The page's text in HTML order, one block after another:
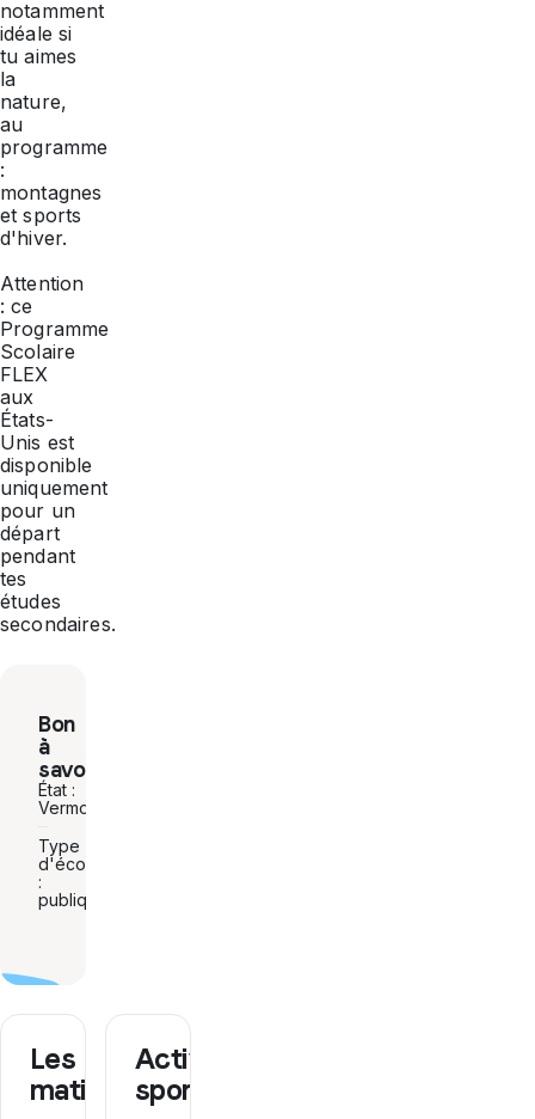
notamment
idéale si
tu aimes
la
nature,
au
programme
:
montagnes
et sports
d'hiver.
Attention
: ce
Programme
Scolaire
FLEX
aux
États-
Unis est
disponible
uniquement
pour un
départ
pendant
tes
études
secondaires.
Bon
à
savoir
État :
Vermont
Type
d'école
:
publique
Les
matières
Activités
sportives